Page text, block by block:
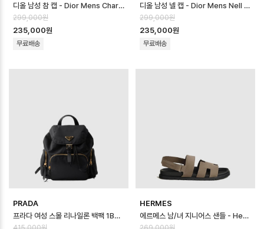
디올 남성 참 캡 - Dior Mens Charm Cap - acc8789x
299,000원
235,000원
무료배송
디올 남성 넬 캡 - Dior Mens Nell Cap - acc8788x
299,000원
235,000원
무료배송
PRADA
프라다 여성 스몰 리나일론 백팩 1BZ081 - Prada Womens Small Re-N…
HERMES
에르메스 남/녀 지니어스 샌들 - Hermes Unisex Cenius Sandal - h…